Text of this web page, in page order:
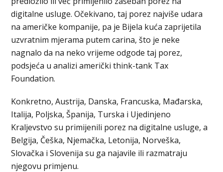
digitalne usluge. Očekivano, taj porez najviše udara
na američke kompanije, pa je Bijela kuća zaprijetila
uzvratnim mjerama putem carina, što je neke
nagnalo da na neko vrijeme odgode taj porez,
podsjeća u analizi američki think-tank Tax
Foundation.
Konkretno, Austrija, Danska, Francuska, Mađarska,
Italija, Poljska, Španija, Turska i Ujedinjeno
Kraljevstvo su primijenili porez na digitalne usluge, a
Belgija, Češka, Njemačka, Letonija, Norveška,
Slovačka i Slovenija su ga najavile ili razmatraju
njegovu primjenu.